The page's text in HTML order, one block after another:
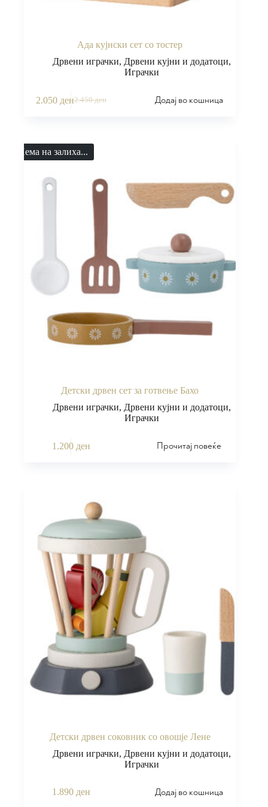
Ада кујнски сет со тостер
Дрвени играчки, Дрвени кујни и додатоци,
Играчки
2.450ден
2.050 ден Додај во кошница
Нема на залиха...
Детски дрвен сет за готвење Бахо
Дрвени играчки,Дрвени кујни и додатоци,
Играчки
1.200 ден Прочитај повеќе
Детски дрвен соковник со овошје Лене
Дрвени играчки, Дрвени кујни и додатоци,
Играчки
1.890 ден Додај во кошница